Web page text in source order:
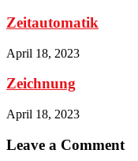
Zeitautomatik
April 18, 2023
Zeichnung
April 18, 2023
Leave a Comment